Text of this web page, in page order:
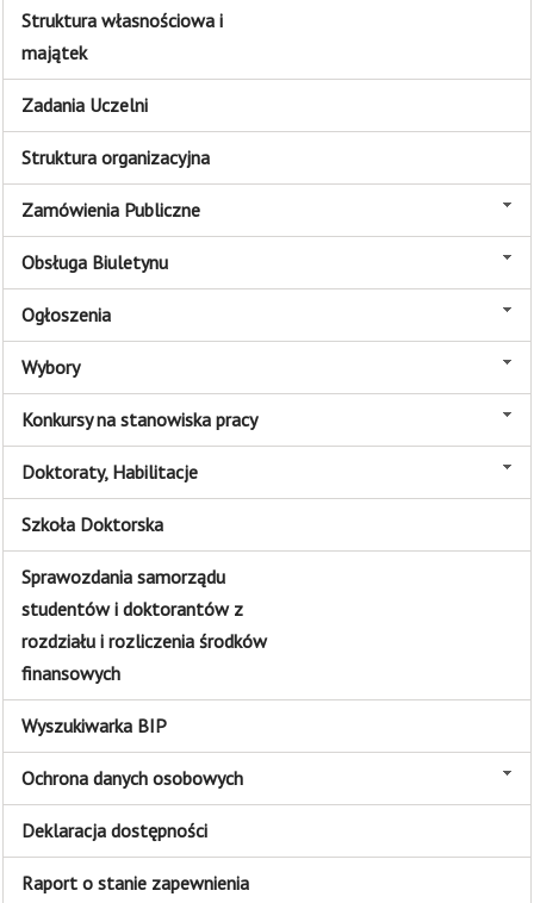
Struktura własnościowa i
majątek
Zadania Uczelni
Struktura organizacyjna
Zamówienia Publiczne
Obsługa Biuletynu
Ogłoszenia
Wybory
Konkursy na stanowiska pracy
Doktoraty, Habilitacje
Szkoła Doktorska
Sprawozdania samorządu
studentów i doktorantów z
rozdziału i rozliczenia środków
finansowych
Wyszukiwarka BIP
Ochrona danych osobowych
Deklaracja dostępności
Raport o stanie zapewnienia